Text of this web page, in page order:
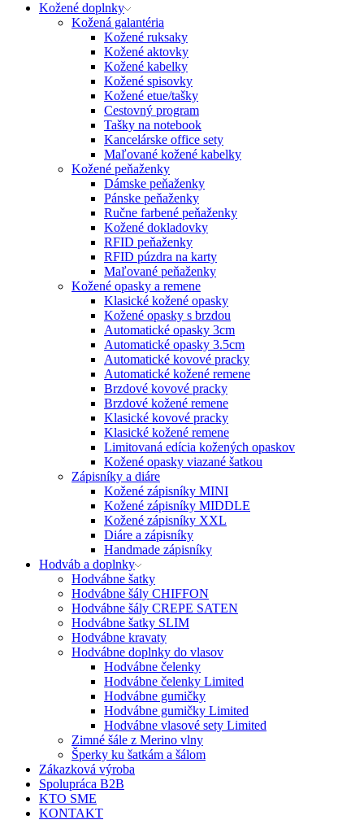
Kožené doplnky
Kožená galantéria
Kožené ruksaky
Kožené aktovky
Kožené kabelky
Kožené spisovky
Kožené etue/tašky
Cestovný program
Tašky na notebook
Kancelárske office sety
Maľované kožené kabelky
Kožené peňaženky
Dámske peňaženky
Pánske peňaženky
Ručne farbené peňaženky
Kožené dokladovky
RFID peňaženky
RFID púzdra na karty
Maľované peňaženky
Kožené opasky a remene
Klasické kožené opasky
Kožené opasky s brzdou
Automatické opasky 3cm
Automatické opasky 3.5cm
Automatické kovové pracky
Automatické kožené remene
Brzdové kovové pracky
Brzdové kožené remene
Klasické kovové pracky
Klasické kožené remene
Limitovaná edícia kožených opaskov
Kožené opasky viazané šatkou
Zápisníky a diáre
Kožené zápisníky MINI
Kožené zápisníky MIDDLE
Kožené zápisníky XXL
Diáre a zápisníky
Handmade zápisníky
Hodváb a doplnky
Hodvábne šatky
Hodvábne šály CHIFFON
Hodvábne šály CREPE SATEN
Hodvábne šatky SLIM
Hodvábne kravaty
Hodvábne doplnky do vlasov
Hodvábne čelenky
Hodvábne čelenky Limited
Hodvábne gumičky
Hodvábne gumičky Limited
Hodvábne vlasové sety Limited
Zimné šále z Merino vlny
Šperky ku šatkám a šálom
Zákazková výroba
Spolupráca B2B
KTO SME
KONTAKT